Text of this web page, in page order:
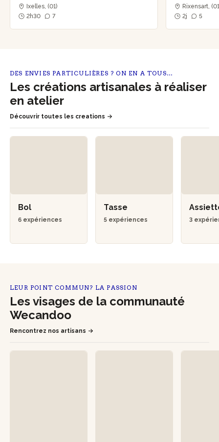
Ixelles, (01)
2h30
7
Rixensart,
2j
5
DES ENVIES PARTICULIÈRES ? ON EN A TOUS…
Les créations artisanales à réaliser
en atelier
Découvrir toutes les creations
Bol
6 expériences
Tasse
5 expériences 3
LEUR POINT COMMUN? LA PASSION
Les visages de la communauté
Wecandoo
Rencontrez nos artisans